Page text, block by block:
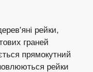
рейки,
граней
прямокутний
рейки